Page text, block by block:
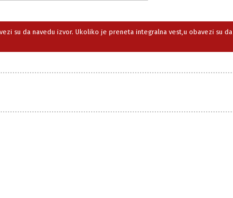
su da navedu izvor. Ukoliko je preneta integralna vest,u obavezi su da